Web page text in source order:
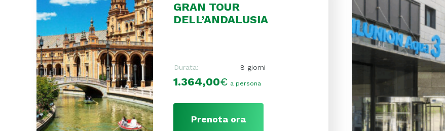
GRAN TOUR
DELL’ANDALUSIA
Durata: 8 giorni
1.364,00€ a persona
Prenota ora